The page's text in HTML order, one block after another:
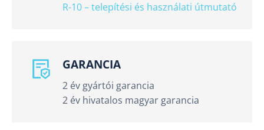
R-10 – telepítési és használati útmutató
GARANCIA
2 év gyártói garancia
2 év hivatalos magyar garancia